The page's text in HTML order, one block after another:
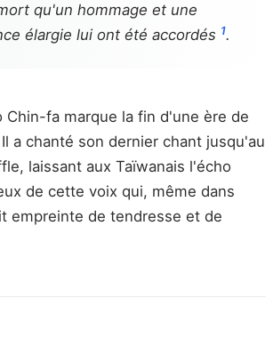
qu'un hommage et une
élargie lui ont été accordés 1.
Chin-fa marque la fin d'une ère de
a chanté son dernier chant jusqu'au
laissant aux Taïwanais l'écho
de cette voix qui, même dans
empreinte de tendresse et de